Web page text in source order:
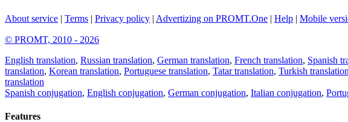
About service | Terms | Privacy policy | Advertizing on PROMT.One | Help | Mobile
© PROMT, 2010 - 2026
English translation, Russian translation, German translation, French translation, Spanish
translation, Korean translation, Portuguese translation, Tatar translation, Turkish translation
translation
Spanish conjugation, English conjugation, German conjugation, Italian conjugation,
Features